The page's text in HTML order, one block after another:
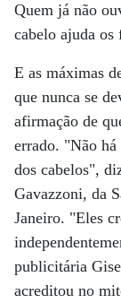
Quem já não
cabelo ajuda os
E as máximas
que nunca se
afirmação de
errado. "Não
dos cabelos",
Gavazzoni, da
Janeiro. "Eles
publicitária
acreditou no